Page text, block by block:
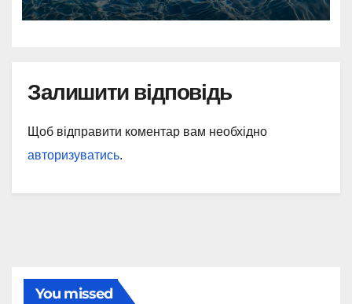
Залишити відповідь
Щоб відправити коментар вам необхідно
авторизуватись.
You missed